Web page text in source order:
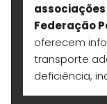
Federação
oferecem
transporte
deficiência,